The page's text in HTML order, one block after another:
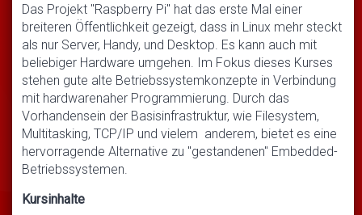
Das Projekt "Raspberry Pi" hat das erste Mal einer
breiteren Öffentlichkeit gezeigt, dass in Linux mehr steckt
als nur Server, Handy, und Desktop. Es kann auch mit
beliebiger Hardware umgehen. Im Fokus dieses Kurses
stehen gute alte Betriebssystemkonzepte in Verbindung
mit hardwarenaher Programmierung. Durch das
Vorhandensein der Basisinfrastruktur, wie Filesystem,
Multitasking, TCP/IP und vielem anderem, bietet es eine
hervorragende Alternative zu "gestandenen" Embedded-
Betriebssystemen.
Kursinhalte